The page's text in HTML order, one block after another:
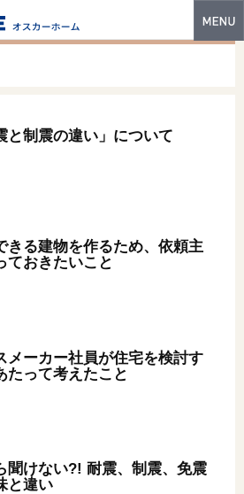
性能・技術
建築実例
ォトギャラリー
マートセレクト
土地情報
と制震の違い」について
きる建物を作るため、依頼主
ておきたいこと
メーカー社員が住宅を検討す
たって考えたこと
聞けない?! 耐震、制震、免震
と違い